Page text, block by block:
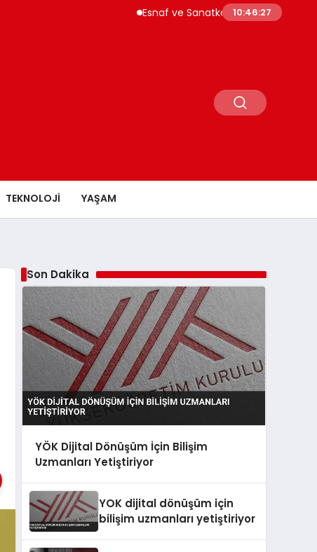
Esnaf ve Sanatkar Kredilerinde Limitler
10:46:28
TEKNOLOJI YAŞAM
Son Dakika
YÖK Dijital Dönüşüm İçin Bilişim
Uzmanları Yetiştiriyor
YOK dijital dönüşüm için
bilişim uzmanları yetiştiriyor